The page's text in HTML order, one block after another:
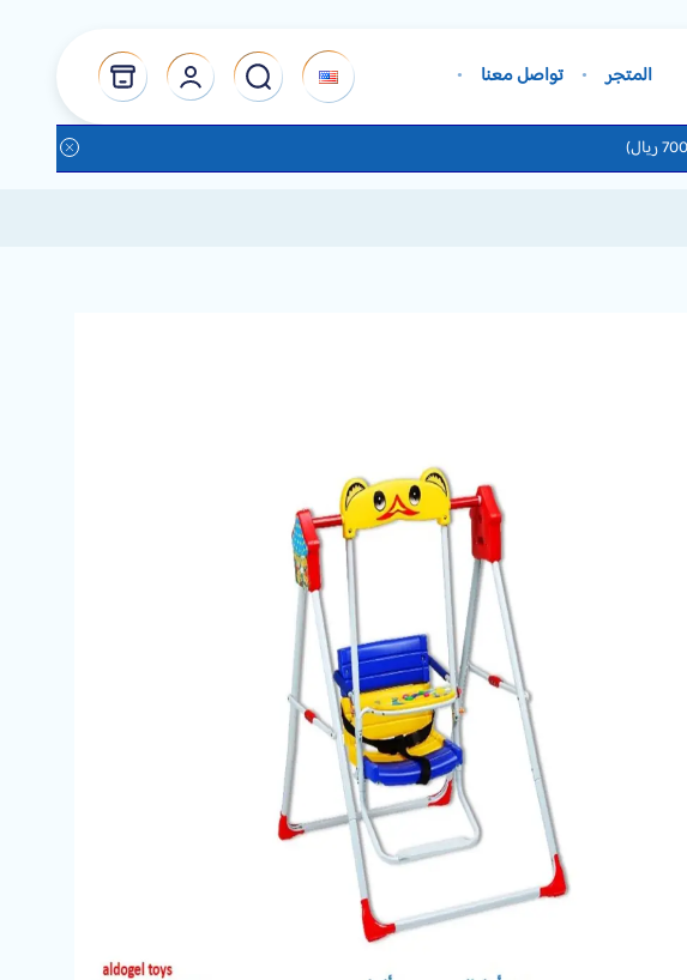
المتجر تواصل معنا